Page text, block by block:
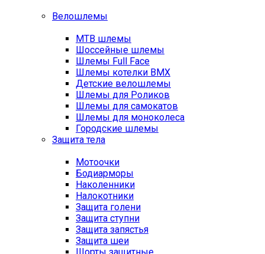
Велошлемы
MTB шлемы
Шоссейные шлемы
Шлемы Full Face
Шлемы котелки BMX
Детские велошлемы
Шлемы для Роликов
Шлемы для самокатов
Шлемы для моноколеса
Городские шлемы
Защита тела
Мотоочки
Бодиарморы
Наколенники
Налокотники
Защита голени
Защита ступни
Защита запястья
Защита шеи